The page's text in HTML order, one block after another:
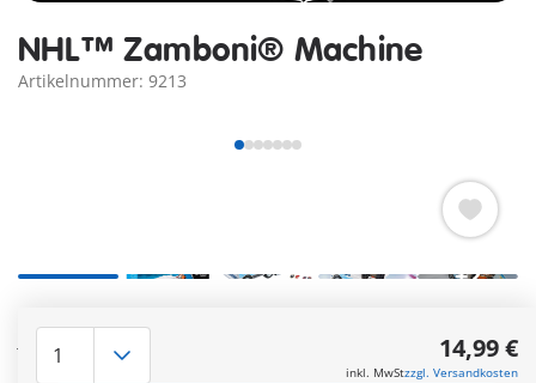
NHL™ Zamboni® Machine
Artikelnummer: 9213
+2
jeden NHL-Fan - die PLAYMOBIL NHL Zamboni Maschine!
Weitere Informationen
14,99 €
inkl. MwStzzgl. Versandkosten